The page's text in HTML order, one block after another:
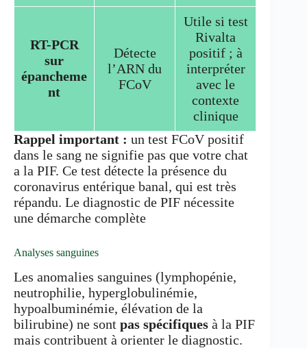
RT-PCR
sur
épancheme
nt
Détecte
l’ARN du
FCoV
Utile si test
Rivalta
positif ; à
interpréter
avec le
contexte
clinique
Rappel important : un test FCoV positif
dans le sang ne signifie pas que votre chat
a la PIF. Ce test détecte la présence du
coronavirus entérique banal, qui est très
répandu. Le diagnostic de PIF nécessite
une démarche complète
Analyses sanguines
Les anomalies sanguines (lymphopénie,
neutrophilie, hyperglobulinémie,
hypoalbuminémie, élévation de la
bilirubine) ne sont pas spécifiques à la PIF
mais contribuent à orienter le diagnostic.